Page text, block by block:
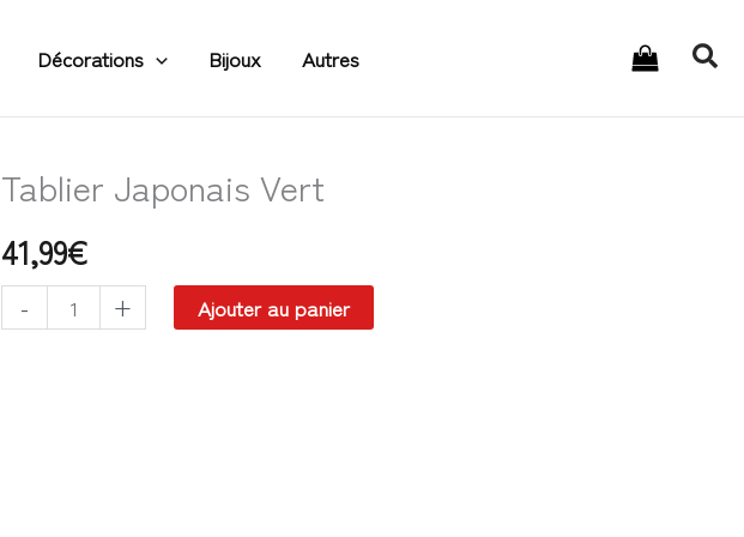
Décorations Bijoux Autres
Tablier Japonais Vert
41,99€
-
quantité
Tablier
Japonais
Vert
+ Ajouter au panier